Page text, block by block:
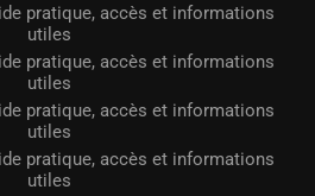
pratique, accès et informations
utiles
pratique, accès et informations
utiles
pratique, accès et informations
utiles
pratique, accès et informations
utiles